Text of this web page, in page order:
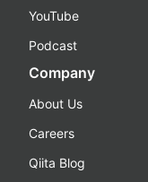
YouTube
Podcast
Company
About Us
Careers
Qiita Blog